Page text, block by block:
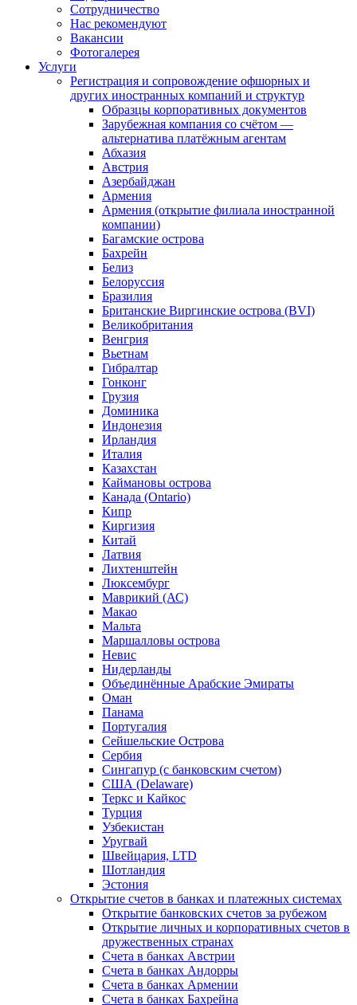
Сотрудничество
Нас рекомендуют
Вакансии
Фотогалерея
Услуги
Регистрация и сопровождение офшорных и
других иностранных компаний и структур
Образцы корпоративных документов
Зарубежная компания со счётом —
альтернатива платёжным агентам
Абхазия
Австрия
Азербайджан
Армения
Армения (открытие филиала иностранной
компании)
Багамские острова
Бахрейн
Белиз
Белоруссия
Бразилия
Британские Виргинские острова (BVI)
Великобритания
Венгрия
Вьетнам
Гибралтар
Гонконг
Грузия
Доминика
Индонезия
Ирландия
Италия
Казахстан
Каймановы острова
Канада (Ontario)
Кипр
Киргизия
Китай
Латвия
Лихтенштейн
Люксембург
Маврикий (АС)
Макао
Мальта
Маршалловы острова
Нeвис
Нидерланды
Объединённые Арабские Эмираты
Оман
Панама
Португалия
Сейшельские Острова
Сербия
Сингапур (c банковским счетом)
США (Delaware)
Теркс и Кайкос
Турция
Узбекистан
Уругвай
Швейцария, LTD
Шотландия
Эстония
Открытие счетов в банках и платежных системах
Открытие банковских счетов за рубежом
Открытие личных и корпоративных счетов в
дружественных странах
Счета в банках Австрии
Счета в банках Андорры
Счета в банках Армении
Счета в банках Бахрейна